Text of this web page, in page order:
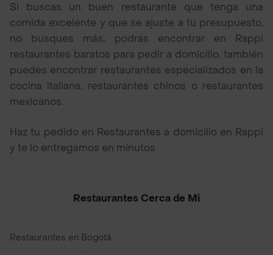
Si buscas un buen restaurante que tenga una
comida excelente y que se ajuste a tu presupuesto,
no busques más; podrás encontrar en Rappi
restaurantes baratos para pedir a domicilio, también
puedes encontrar restaurantes especializados en la
cocina italiana, restaurantes chinos o restaurantes
mexicanos.
Haz tu pedido en Restaurantes a domicilio en Rappi
y te lo entregamos en minutos
Restaurantes Cerca de Mi
Restaurantes en Bogotá